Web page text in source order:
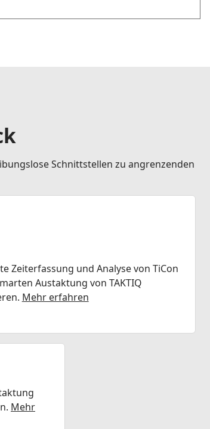
Schnittstellen zu angrenzenden
Zeiterfassung und Analyse von TiCon
Austaktung von TAKTIQ
Mehr erfahren
Mehr